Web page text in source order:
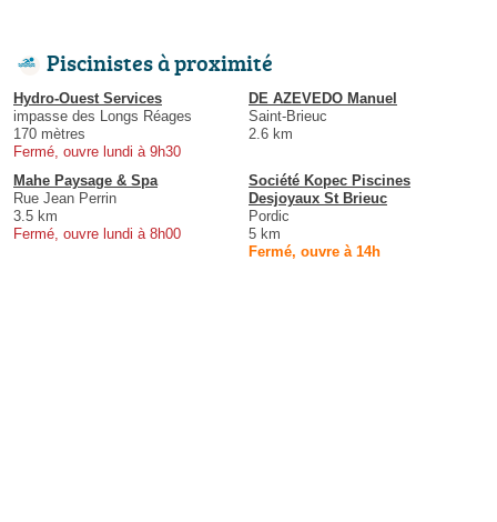
Piscinistes à proximité
Hydro-Ouest Services
impasse des Longs Réages
170 mètres
Fermé, ouvre lundi à 9h30
DE AZEVEDO Manuel
Saint-Brieuc
2.6 km
Mahe Paysage & Spa
Rue Jean Perrin
3.5 km
Fermé, ouvre lundi à 8h00
Société Kopec Piscines
Desjoyaux St Brieuc
Pordic
5 km
Fermé, ouvre à 14h